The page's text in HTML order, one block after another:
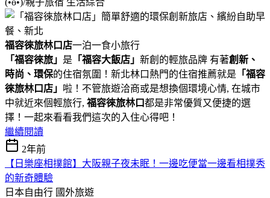
福容徠旅林口店一泊一食小旅行
「福容徠旅」 是 「福容大飯店」 新創的輕旅品牌 有著創新、
時尚、環保的住宿氛圍！新北林口熱門的住宿推薦就是 「福容
徠旅林口店」 啦！不管旅遊洽商或是想換個環境心情, 在城市
中就近來個輕旅行, 福容徠旅林口都是非常優質又便捷的選
擇！一起來看看我們這次的入住心得吧！
繼續閱讀
2年前
【日樂座相撲館】大阪親子夜未眠！一邊吃便當一邊看相撲秀
的新奇體驗
日本自由行 國外旅遊